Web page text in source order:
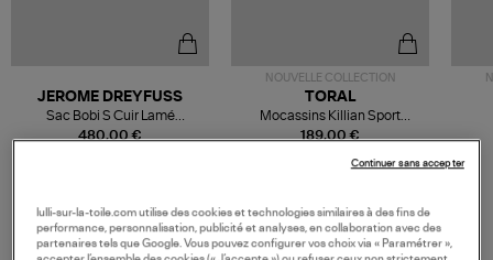
480,00 €
JEROME DREYFUSS
Sac Bobi S Cuir Lamé
Champagne
NOUVELLE COLLECTION
189,00 €
TORAL
Mocassins Killian Sport
Mousse
lulli-sur-la-toile.com utilise des cookies et technologies similaires à des fins de
performance, personnalisation, publicité et analyses, en collaboration avec des
partenaires tels que Google. Vous pouvez configurer vos choix via « Paramétrer »,
Continuer sans accepter